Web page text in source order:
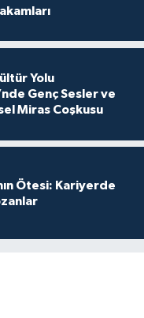
Yolu
Genç Sesler ve
Miras Coşkusu
Ötesi: Kariyerde